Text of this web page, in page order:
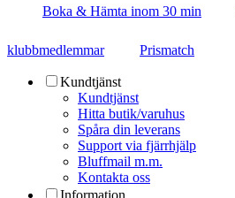
Boka & Hämta inom 30 min
klubbmedlemmar Prismatch
Kundtjänst
Kundtjänst
Hitta butik/varuhus
Spåra din leverans
Support via fjärrhjälp
Bluffmail m.m.
Kontakta oss
Information